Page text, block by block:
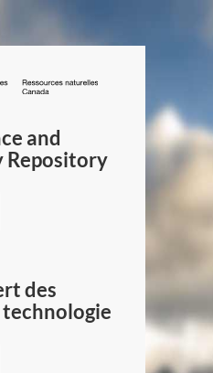
/
Canada
and
Repository
des